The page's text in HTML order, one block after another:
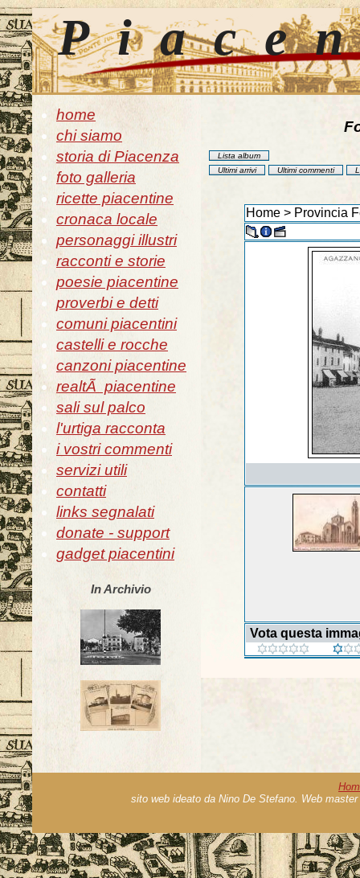
home
chi siamo
storia di Piacenza
foto galleria
ricette piacentine
cronaca locale
personaggi illustri
racconti e storie
poesie piacentine
proverbi e detti
comuni piacentini
castelli e rocche
canzoni piacentine
realtÃ piacentine
sali sul palco
l'urtiga racconta
i vostri commenti
servizi utili
contatti
links segnalati
donate - support
gadget piacentini
In Archivio
Lista album
Ultimi arrivi
Ultimi commenti
Home> Provincia
Vota questa
sito web ideato da Nino De Stefano. Web